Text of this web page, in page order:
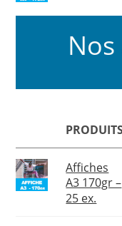
Affiches
A3 170gr –
25 ex.